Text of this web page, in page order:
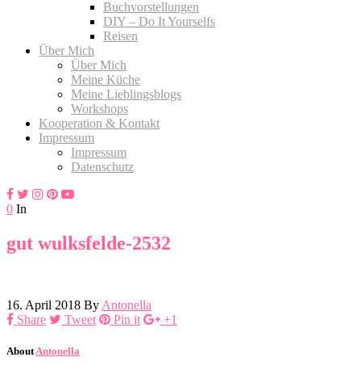
Buchvorstellungen
DIY – Do It Yourselfs
Reisen
Über Mich
Über Mich
Meine Küche
Meine Lieblingsblogs
Workshops
Kooperation & Kontakt
Impressum
Impressum
Datenschutz
0 In
gut wulksfelde-2532
16. April 2018 By Antonella
Share
Tweet Pin it +1
About Antonella